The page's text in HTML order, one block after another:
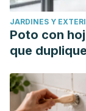
JARDINES Y
Poto con
que